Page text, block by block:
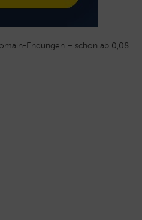
Endungen – schon ab 0,08